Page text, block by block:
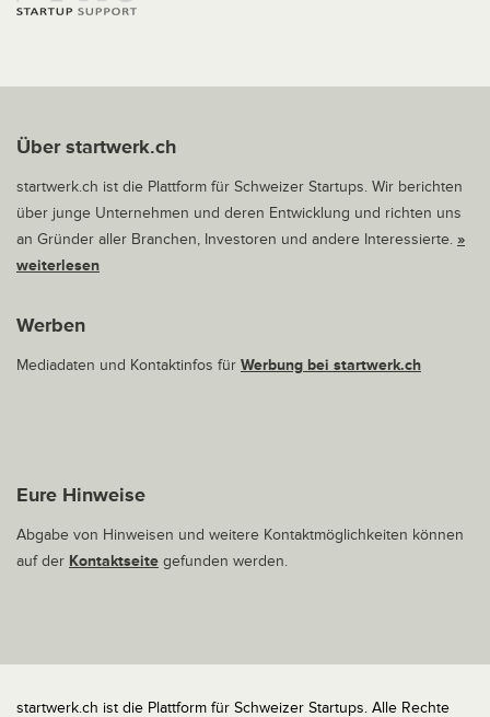
Über startwerk.ch
startwerk.ch ist die Plattform für Schweizer Startups. Wir berichten
über junge Unternehmen und deren Entwicklung und richten uns
an Gründer aller Branchen, Investoren und andere Interessierte. »
weiterlesen
Werben
Mediadaten und Kontaktinfos für Werbung bei startwerk.ch
Eure Hinweise
Abgabe von Hinweisen und weitere Kontaktmöglichkeiten können
auf der Kontaktseite gefunden werden.
startwerk.ch ist die Plattform für Schweizer Startups. Alle Rechte